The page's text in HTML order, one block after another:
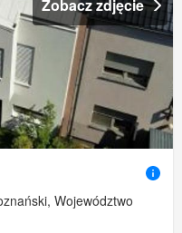
Zobacz zdjęcie
Województwo